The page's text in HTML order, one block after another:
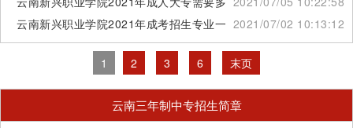
云南新兴职业学院2021年成考招生专业一览表2021/07/02 10:13:12
1 2 3 6 末页
云南三年制中专招生简章